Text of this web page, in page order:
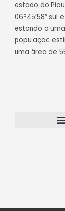
estado do
06º45’58” sul
estando a
população
uma área de